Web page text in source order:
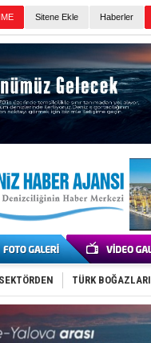
Sitene Ekle Haberler
SEKTÖRDEN TÜRK BOĞAZLARI